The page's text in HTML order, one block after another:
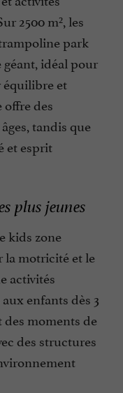
2500 m², les
park
géant, idéal pour
équilibre et
des
tandis que
et esprit
plus jeunes
kids zone
la motricité et le
activités
enfants dès 3
des moments de
des structures